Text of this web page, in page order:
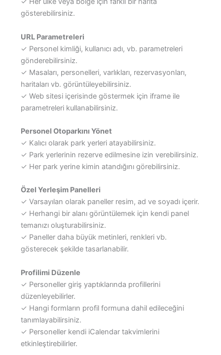
gösterebilirsiniz.
URL Parametreleri
✓ Personel kimliği, kullanıcı adı, vb. parametreleri
gönderebilirsiniz.
✓ Masaları, personelleri, varlıkları, rezervasyonları,
haritaları vb. görüntüleyebilirsiniz.
✓ Web sitesi içerisinde göstermek için iframe ile
parametreleri kullanabilirsiniz.
Personel Otoparkını Yönet
✓ Kalıcı olarak park yerleri atayabilirsiniz.
✓ Park yerlerinin rezerve edilmesine izin verebilirsiniz.
✓ Her park yerine kimin atandığını görebilirsiniz.
Özel Yerleşim Panelleri
✓ Varsayılan olarak paneller resim, ad ve soyadı içerir.
✓ Herhangi bir alanı görüntülemek için kendi panel
temanızı oluşturabilirsiniz.
✓ Paneller daha büyük metinleri, renkleri vb.
gösterecek şekilde tasarlanabilir.
Profilimi Düzenle
✓ Personeller giriş yaptıklarında profillerini
düzenleyebilirler.
✓ Hangi formların profil formuna dahil edileceğini
tanımlayabilirsiniz.
✓ Personeller kendi iCalendar takvimlerini
etkinleştirebilirler.